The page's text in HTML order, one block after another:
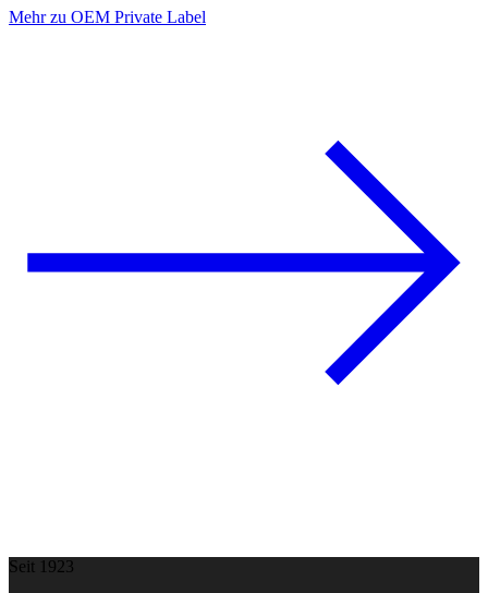
Mehr zu OEM Private Label
Seit 1923